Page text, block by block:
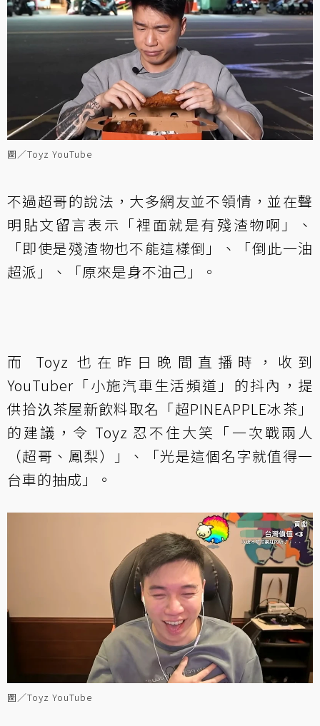
圖／Toyz YouTube
不過超哥的說法，大多網友並不領情，並在聲
明貼文留言表示「裡面就是有殘渣物啊」、
「即使是殘渣物也不能這樣倒」、「倒此一油
超派」、「原來是身不油己」。
而 Toyz 也在昨日晚間直播時，收到
YouTuber「小施汽車生活頻道」的抖內，提
供拾汣茶屋新飲料取名「超PINEAPPLE冰茶」
的建議，令 Toyz 忍不住大笑「一次戰兩人
（超哥、鳳梨）」、「光是這個名字就值得一
台車的抽成」。
圖／Toyz YouTube